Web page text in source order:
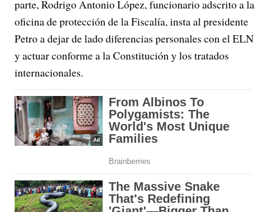
parte, Rodrigo Antonio López, funcionario adscrito a la
oficina de protección de la Fiscalía, insta al presidente
Petro a dejar de lado diferencias personales con el ELN
y actuar conforme a la Constitución y los tratados
internacionales.